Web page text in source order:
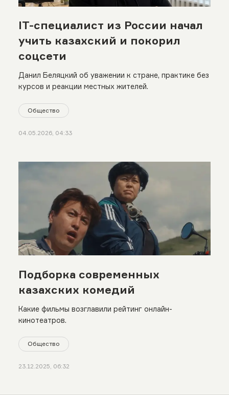
IT-специалист из России начал
учить казахский и покорил
соцсети
Данил Беляцкий об уважении к стране, практике без
курсов и реакции местных жителей.
Общество
04.05.2026, 04:33
Подборка современных
казахских комедий
Какие фильмы возглавили рейтинг онлайн-
кинотеатров.
Общество
23.12.2025, 06:32